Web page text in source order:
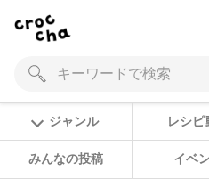
ジャンル レシピ
みんなの投稿 イベ